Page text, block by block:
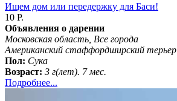
Ищем дом или передержку для Баси!
10 Р.
Объявления о дарении
Московская область, Все города
Американский стаффордширский терьер
Пол: Сука
Возраст: 3 г(лет). 7 мес.
Подробнее...